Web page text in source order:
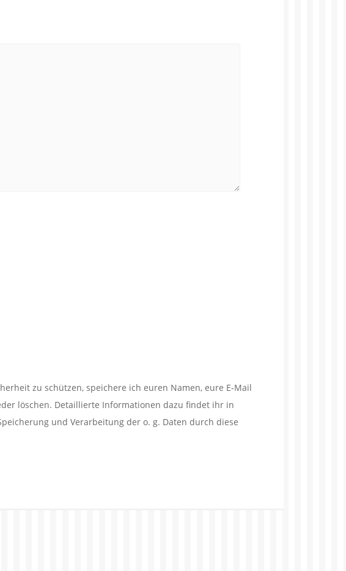
zu schützen, speichere ich euren Namen, eure E-Mail
löschen. Detaillierte Informationen dazu findet ihr in
und Verarbeitung der o. g. Daten durch diese